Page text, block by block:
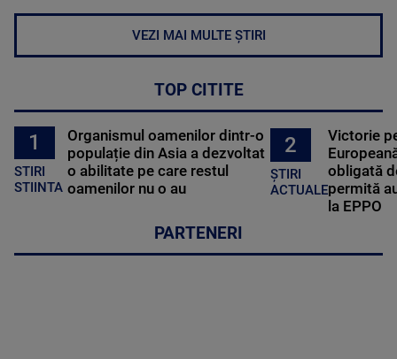
VEZI MAI MULTE ȘTIRI
TOP CITITE
1
STIRI
STIINTA
Organismul oamenilor dintr-o
populație din Asia a dezvoltat
o abilitate pe care restul
oamenilor nu o au
2
ȘTIRI
ACTUALE
Victorie
obligată
permită
la EPPO
PARTENERI